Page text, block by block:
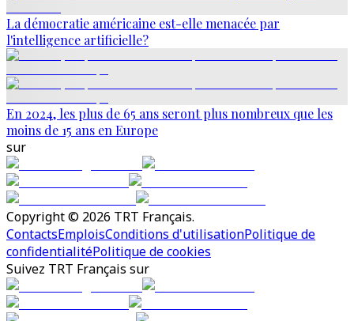
La démocratie américaine est-elle menacée par
l'intelligence artificielle?
En 2024, les plus de 65 ans seront plus nombreux que les
moins de 15 ans en Europe
sur
Copyright © 2026 TRT Français.
ContactsEmploisConditions d'utilisationPolitique de
confidentialitéPolitique de cookies
Suivez TRT Français sur